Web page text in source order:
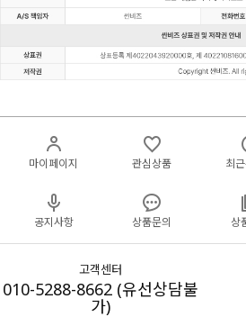
마이페이지 관심상품 최
공지사항 상품문의 상
고객센터
010-5288-8662 (유선상담불
가)